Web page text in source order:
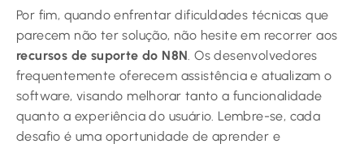
Por fim, quando enfrentar dificuldades técnicas que
parecem não ter solução, não hesite em recorrer aos
recursos de suporte do N8N. Os desenvolvedores
frequentemente oferecem assistência e atualizam o
software, visando melhorar tanto a funcionalidade
quanto a experiência do usuário. Lembre-se, cada
desafio é uma oportunidade de aprender e